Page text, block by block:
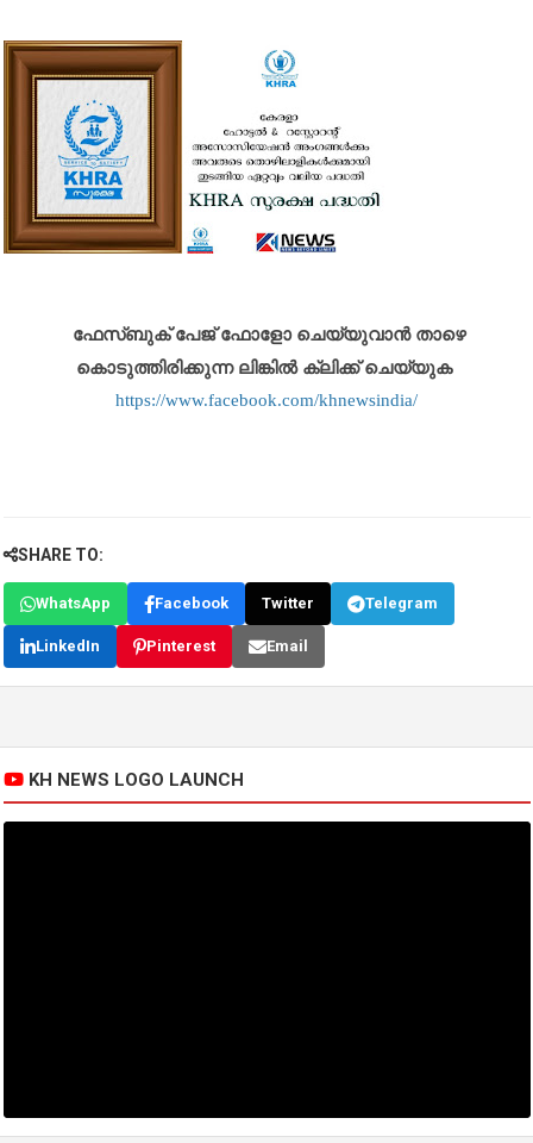
ഫേസ്ബുക് പേജ് ഫോളോ ചെയ്യുവാൻ താഴെ
കൊടുത്തിരിക്കുന്ന ലിങ്കിൽ ക്ലിക്ക് ചെയ്യുക
https://www.facebook.com/khnewsindia/
SHARE TO:
WhatsApp Facebook Twitter Telegram
LinkedIn Pinterest Email
KH NEWS LOGO LAUNCH